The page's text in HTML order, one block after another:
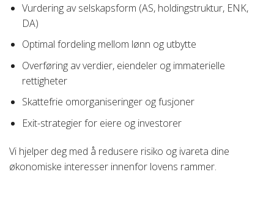
Vurdering av selskapsform (AS, holdingstruktur, ENK,
DA)
Optimal fordeling mellom lønn og utbytte
Overføring av verdier, eiendeler og immaterielle
rettigheter
Skattefrie omorganiseringer og fusjoner
Exit-strategier for eiere og investorer
Vi hjelper deg med å redusere risiko og ivareta dine
økonomiske interesser innenfor lovens rammer.